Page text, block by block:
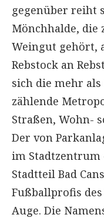
gegenüber reiht
Mönchhalde, die
Weingut gehört,
Rebstock an
sich die mehr als
zählende
Straßen, Wohn-
Der von
im Stadtzentrum
Stadtteil Bad
Fußballprofis
Auge. Die